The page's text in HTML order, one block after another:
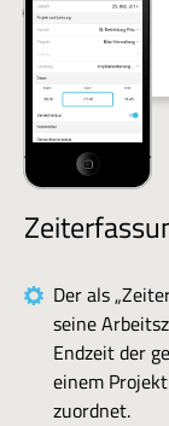
Der als
seine
Endzeit der
einem
zuordnet.